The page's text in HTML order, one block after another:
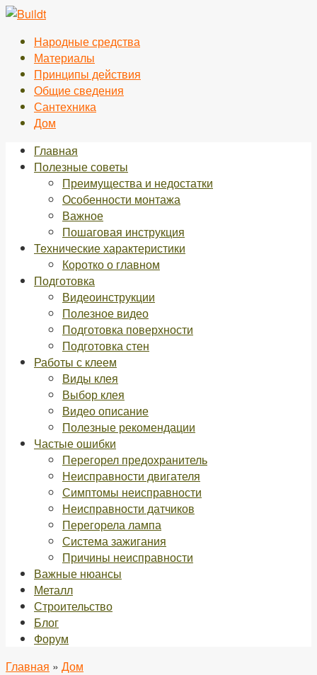
Перейти
контентуНародные средства
Материалы
Принципы действия
Общие сведения
Сантехника
Дом
Главная
Полезные советы
Преимущества и недостатки
Особенности монтажа
Важное
Пошаговая инструкция
Технические характеристики
Коротко о главном
Подготовка
Видеоинструкции
Полезное видео
Подготовка поверхности
Подготовка стен
Работы с клеем
Виды клея
Выбор клея
Видео описание
Полезные рекомендации
Частые ошибки
Перегорел предохранитель
Неисправности двигателя
Симптомы неисправности
Неисправности датчиков
Перегорела лампа
Система зажигания
Причины неисправности
Важные нюансы
Металл
Строительство
Блог
Форум
Главная » Дом